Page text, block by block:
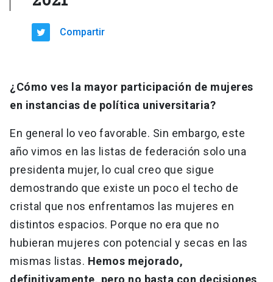
Compartir
¿Cómo ves la mayor participación de mujeres
en instancias de política universitaria?
En general lo veo favorable. Sin embargo, este
año vimos en las listas de federación solo una
presidenta mujer, lo cual creo que sigue
demostrando que existe un poco el techo de
cristal que nos enfrentamos las mujeres en
distintos espacios. Porque no era que no
hubieran mujeres con potencial y secas en las
mismas listas. Hemos mejorado,
definitivamente, pero no basta con decisiones